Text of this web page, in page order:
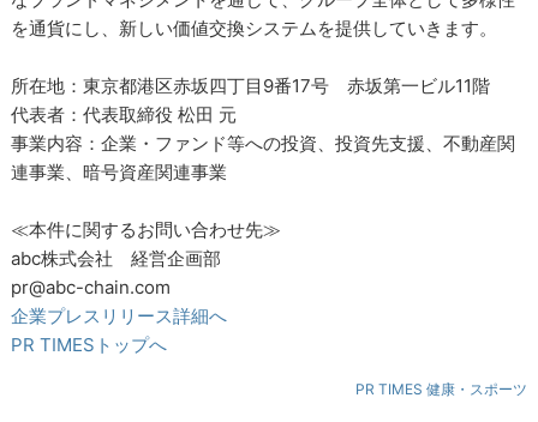
を通貨にし、新しい価値交換システムを提供していきます。
所在地：東京都港区赤坂四丁目9番17号 赤坂第一ビル11階
代表者：代表取締役 松田 元
事業内容：企業・ファンド等への投資、投資先支援、不動産関
連事業、暗号資産関連事業
≪本件に関するお問い合わせ先≫
abc株式会社 経営企画部
pr@abc-chain.com
企業プレスリリース詳細へ
PR TIMESトップへ
PR TIMES 健康・スポーツ